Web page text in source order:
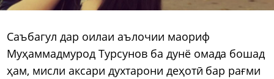
Саъбагул дар оилаи аълочии маориф
Муҳаммадмурод Турсунов ба дунё омада бошад
ҳам, мисли аксари духтарони деҳотӣ бар рағми